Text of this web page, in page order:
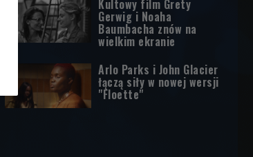
Kultowy film Grety
Gerwig i Noaha
Baumbacha znów na
wielkim ekranie
Arlo Parks i John Glacier
łączą siły w nowej wersji
"Floette"